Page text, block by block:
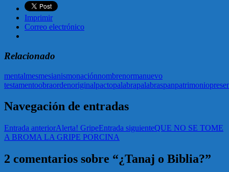
Imprimir
Correo electrónico
Relacionado
mentalmesmesianismonaciónnombrenormanuevo
testamentoobraordenoriginalpactopalabrapalabraspanpatrimonio
Navegación de entradas
Entrada anteriorAlerta! GripeEntrada siguienteQUE NO SE TOME
A BROMA LA GRIPE PORCINA
2 comentarios sobre “¿Tanaj o Biblia?”